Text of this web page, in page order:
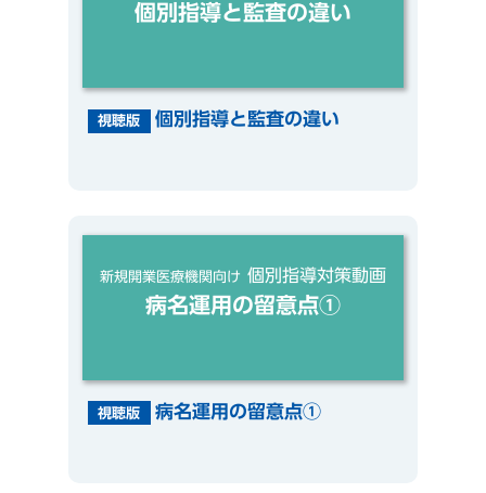
個別指導と監査の違い
視聴版 個別指導と監査の違い
新規開業医療機関向け 個別指導対策動画
病名運用の留意点①
視聴版 病名運用の留意点①